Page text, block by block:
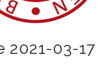
2021-03-17